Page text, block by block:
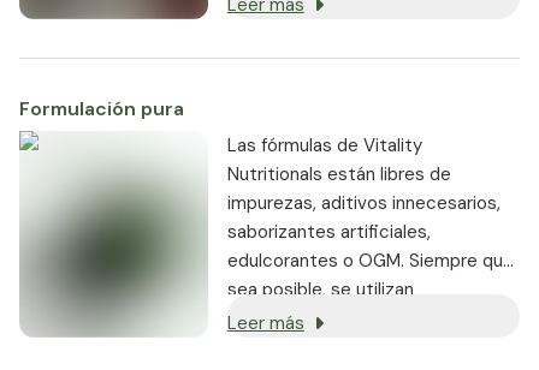
rápidamente una alta
tiempo.
Formulación pura
Las fórmulas de Vitality
Nutritionals están libres de
impurezas, aditivos innecesarios,
saborizantes artificiales,
edulcorantes o OGM. Siempre que
sea posible, se utilizan
ingredientes veganos o
Leer más